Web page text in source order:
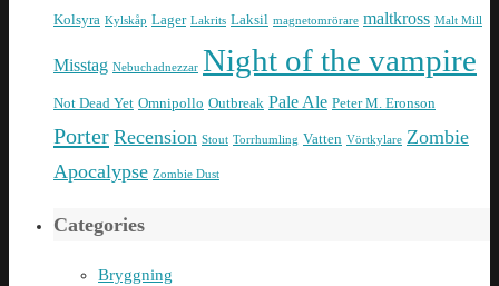
Kolsyra Kylskåp Lager Lakrits Laksil magnetomrörare maltkross Malt Mill
Misstag Nebuchadnezzar Night of the vampire
Not Dead Yet Omnipollo Outbreak Pale Ale Peter M. Eronson
Porter Recension Stout Torrhumling Vatten Vörtkylare Zombie
Apocalypse Zombie Dust
Categories
Bryggning